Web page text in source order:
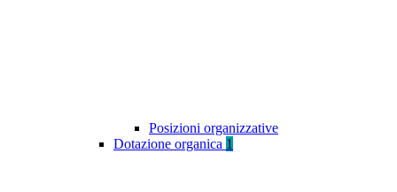
Posizioni organizzative
Dotazione organica 1